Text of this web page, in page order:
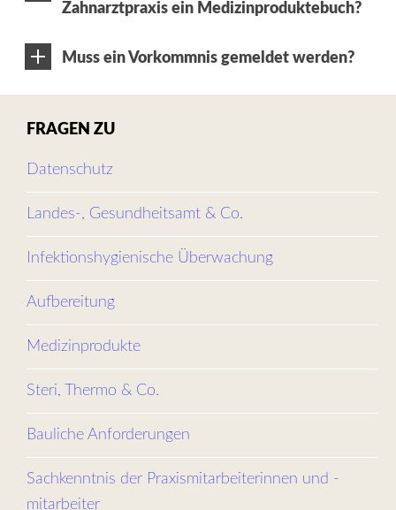
Zahnarztpraxis ein Medizinproduktebuch?
Muss ein Vorkommnis gemeldet werden?
FRAGEN ZU
Datenschutz
Landes-, Gesundheitsamt & Co.
Infektionshygienische Überwachung
Aufbereitung
Medizinprodukte
Steri, Thermo & Co.
Bauliche Anforderungen
Sachkenntnis der Praxismitarbeiterinnen und -
mitarbeiter